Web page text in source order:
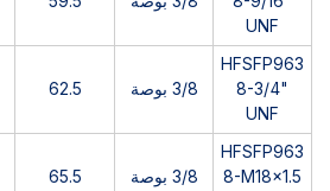
UNF
HFSFP963
8-3/4"
UNF
3/8 بوصة 62.5
HFSFP963
8-M18x1.5
3/8 بوصة 65.5